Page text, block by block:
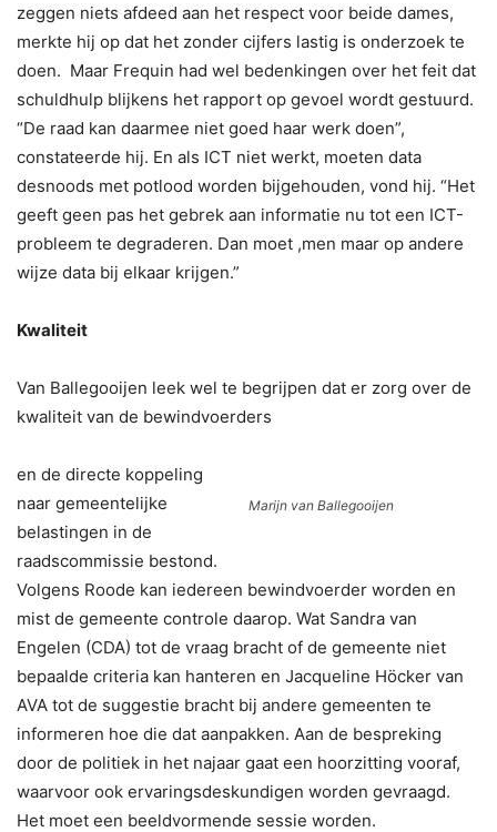
zeggen niets afdeed aan het respect voor beide dames,
merkte hij op dat het zonder cijfers lastig is onderzoek te
doen. Maar Frequin had wel bedenkingen over het feit dat
schuldhulp blijkens het rapport op gevoel wordt gestuurd.
“De raad kan daarmee niet goed haar werk doen”,
constateerde hij. En als ICT niet werkt, moeten data
desnoods met potlood worden bijgehouden, vond hij. “Het
geeft geen pas het gebrek aan informatie nu tot een ICT-
probleem te degraderen. Dan moet ,men maar op andere
wijze data bij elkaar krijgen.”
Kwaliteit
Van Ballegooijen leek wel te begrijpen dat er zorg over de
kwaliteit van de bewindvoerders
Marijn van Ballegooijen
en de directe koppeling
naar gemeentelijke
belastingen in de
raadscommissie bestond.
Volgens Roode kan iedereen bewindvoerder worden en
mist de gemeente controle daarop. Wat Sandra van
Engelen (CDA) tot de vraag bracht of de gemeente niet
bepaalde criteria kan hanteren en Jacqueline Höcker van
AVA tot de suggestie bracht bij andere gemeenten te
informeren hoe die dat aanpakken. Aan de bespreking
door de politiek in het najaar gaat een hoorzitting vooraf,
waarvoor ook ervaringsdeskundigen worden gevraagd.
Het moet een beeldvormende sessie worden.